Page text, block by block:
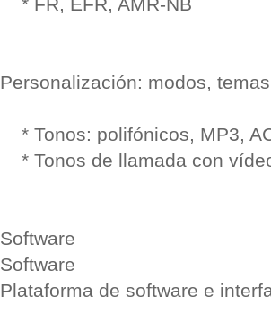
* FR, EFR, AMR-NB
Personalización: modos,
* Tonos: polifónicos, MP3,
* Tonos de llamada con
Software
Software
Plataforma de software e